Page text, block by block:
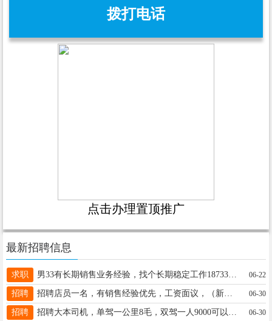
拨打电话
点击办理置顶推广
最新招聘信息
求职 男33有长期销售业务经验，找个长期稳定工作18733999357 06-22
招聘 招聘店员一名，有销售经验优先，工资面议，（新顺德市场）志勇电器13643296404 06-30
招聘 06-30